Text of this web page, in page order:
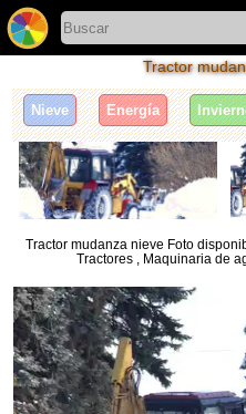
Tractor
Nieve Energía
Tractor mudanza nieve Foto
Tractores , Maquinaria de